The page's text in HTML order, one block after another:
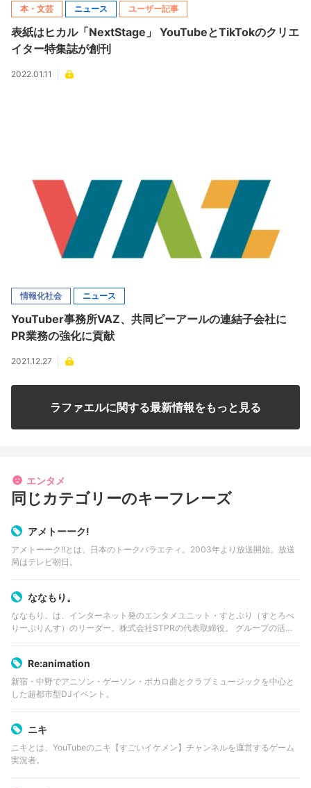
本・文芸 ニュース ユーザー記事
表紙はヒカル「NextStage」 YouTubeとTikTokのクリエ
イター特集誌が創刊
2022.01.11
情報化社会 ニュース
YouTuber事務所VAZ、共同ピーアールの連結子会社に
PR業務の強化に貢献
2021.12.27
ラファエルに関する最新情報をもっと見る
エンタメ
同じカテゴリーのキーフレーズ
アメトーーク!
アメトーーク!!とは、日本のトークバラエティ。2003年より放送開始。放送
局はテレビ朝日。
ななもり。
ななもり。は、インターネット発のエンタメユニット・すとぷり（すとろべ
りーぷりんす）のリーダー。株式会社STPRの代表取締役。 グループの活動
Re:animation
新宿・中野でアニソン・ゲーソン・ボカロ曲とクラブミュージックを中心と
した超都市型DJイベント。
ニキ
ニキとは、YouTubeのニキ【すごいイケメン】チャンネルを運営するゲーム
実況者。